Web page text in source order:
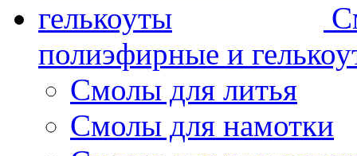
полиэфирные и
Смолы для литья
Смолы для намотки